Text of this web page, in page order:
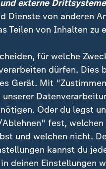
externe
Dienste von anderen
Teilen von Inhalten zu
für welche
dürfen. Dies
Gerät. Mit
unserer
Oder du legst
fest, welchen
und welchen nicht.
kannst du
deinen Einstellungen